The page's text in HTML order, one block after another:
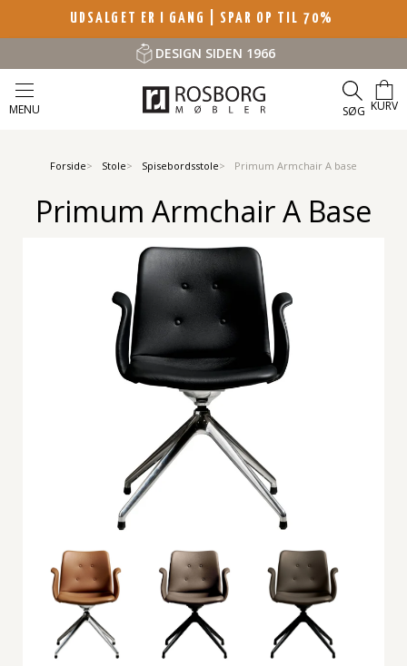
UDSALGET ER I GANG | SPAR OP TIL 70%
DESIGN SIDEN 1966
MENU SØG KURV
Forside Stole Spisebordsstole Primum Armchair A base
Primum Armchair A Base